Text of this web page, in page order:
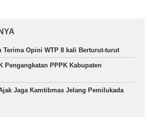
Terima Opini WTP 8 kali Berturut-turut
Pengangkatan PPPK Kabupaten
Jaga Kamtibmas Jelang Pemilukada